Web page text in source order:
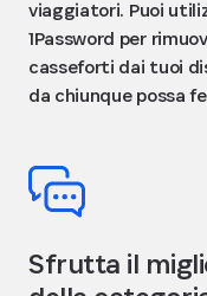
viaggiatori. Puoi
1Password per
casseforti dai tuoi
da chiunque possa
Sfrutta il